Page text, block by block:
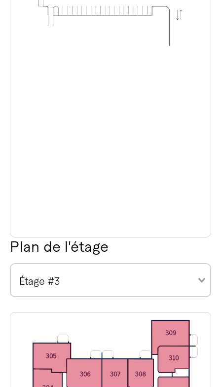
Plan de l'étage
Étage #3